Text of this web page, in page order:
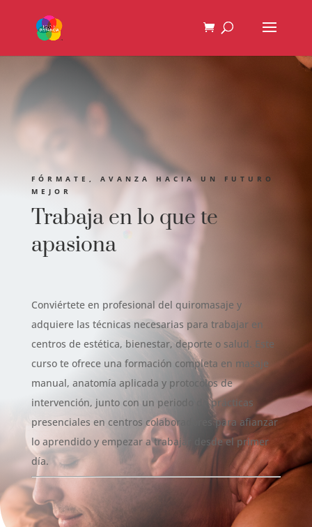
FÓRMATE, AVANZA HACIA UN FUTURO
MEJOR
Trabaja en lo que te
apasiona
Conviértete en profesional del quiromasaje y
adquiere las técnicas necesarias para trabajar en
centros de estética, bienestar, deporte o salud. Este
curso te ofrece una formación completa en masaje
manual, anatomía aplicada y protocolos de
intervención, junto con un periodo de prácticas
presenciales en centros colaboradores para afianzar
lo aprendido y empezar a trabajar desde el primer
día.